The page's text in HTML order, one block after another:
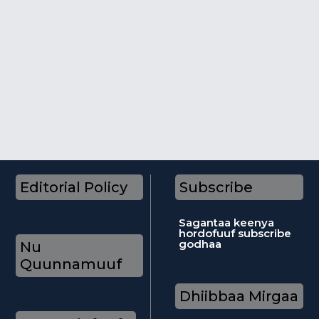
Editorial Policy
Nu
Quunnamuuf
Subscribe
Sagantaa keenya
hordofuuf subscribe
godhaa
Dhiibbaa Mirgaa